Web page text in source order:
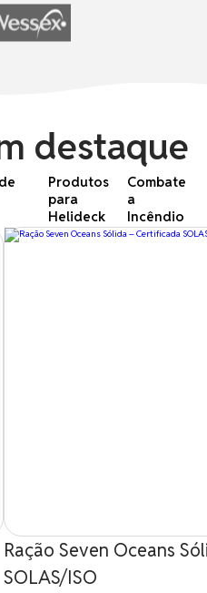
destaque
Produtos
para
Helideck
Combate
a
Incêndio
Ração Seven Oceans
SOLAS/ISO